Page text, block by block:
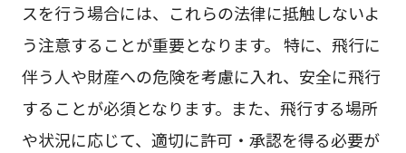
スを行う場合には、これらの法律に抵触しないよ
う注意することが重要となります。 特に、飛行に
伴う人や財産への危険を考慮に入れ、安全に飛行
することが必須となります。また、飛行する場所
や状況に応じて、適切に許可・承認を得る必要が